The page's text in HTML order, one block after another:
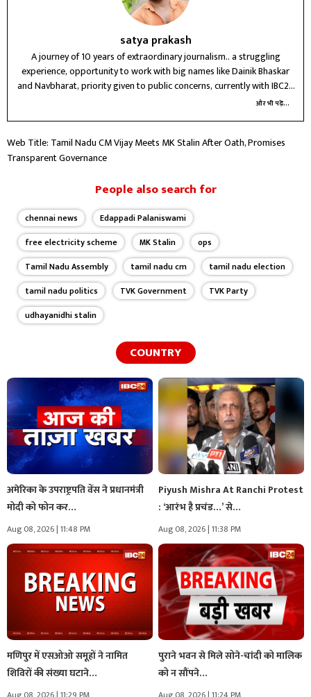
satya prakash
A journey of 10 years of extraordinary journalism.. a struggling
experience, opportunity to work with big names like Dainik Bhaskar
and Navbharat, priority given to public concerns, currently with IBC24
और भी पढ़ें...
Web Title: Tamil Nadu CM Vijay Meets MK Stalin After Oath, Promises
Transparent Governance
People also search for
chennai news
Edappadi Palaniswami
free electricity scheme
MK Stalin
ops
Tamil Nadu Assembly
tamil nadu cm
tamil nadu election
tamil nadu politics
TVK Government
TVK Party
udhayanidhi stalin
COUNTRY
अमेरिका के उपराष्ट्रपति वेंस ने प्रधानमंत्री
मोदी को फोन कर…
Aug 08, 2026 | 11:48 PM
Piyush Mishra At Ranchi Protest
: ‘आरंभ है प्रचंड…’ से…
Aug 08, 2026 | 11:38 PM
मणिपुर में एसओओ समूहों ने नामित
शिविरों की संख्या घटाने…
पुराने भवन से मिले सोने-चांदी को मालिक
को न सौंपने…